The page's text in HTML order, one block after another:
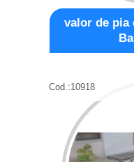
valor de pia
Cod.:10918